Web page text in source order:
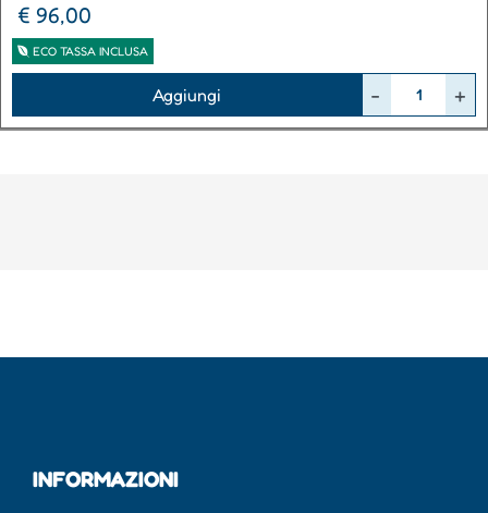
€ 96,00
ECO TASSA INCLUSA
Aggiungi
INFORMAZIONI